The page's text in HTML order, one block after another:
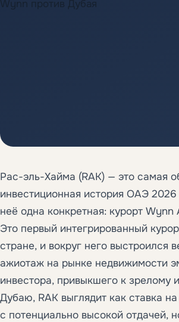
Рас-эль-Хайма (RAK) — это самая
инвестиционная история ОАЭ 2026
неё одна конкретная: курорт Wynn
Это первый интегрированный
стране, и вокруг него выстроился
ажиотаж на рынке недвижимости
инвестора, привыкшего к зрелому
Дубаю, RAK выглядит как ставка
с потенциально высокой отдачей,